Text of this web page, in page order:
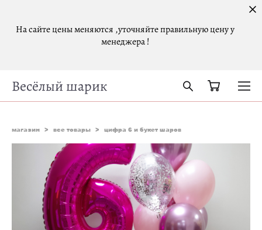
На сайте цены меняются ,уточняйте правильную цену у
менеджера !
Весёлый шарик
магазин > все товары > цифра 6 и букет шаров